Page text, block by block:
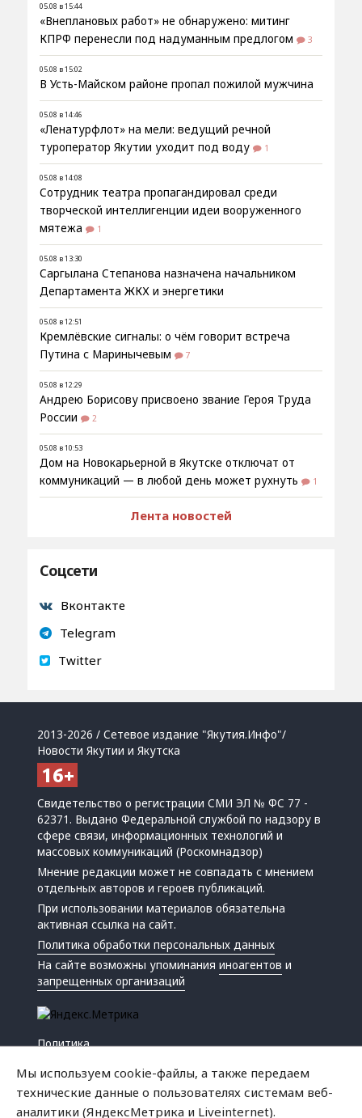
05.08 в 15:44
«Внеплановых работ» не обнаружено: митинг
КПРФ перенесли под надуманным предлогом
3
05.08 в 15:02
В Усть-Майском районе пропал пожилой мужчина
05.08 в 14:46
«Ленатурфлот» на мели: ведущий речной
туроператор Якутии уходит под воду
1
05.08 в 14:08
Сотрудник театра пропагандировал среди
творческой интеллигенции идеи вооруженного
мятежа
1
05.08 в 13:30
Саргылана Степанова назначена начальником
Департамента ЖКХ и энергетики
05.08 в 12:51
Кремлёвские сигналы: о чём говорит встреча
Путина с Маринычевым
7
05.08 в 12:29
Андрею Борисову присвоено звание Героя Труда
России
2
05.08 в 10:53
Дом на Новокарьерной в Якутске отключат от
коммуникаций — в любой день может рухнуть
1
Лента новостей
Соцсети
Вконтакте
Telegram
Twitter
2013-2026 / Сетевое издание "Якутия.Инфо"/
Новости Якутии и Якутска
Свидетельство о регистрации СМИ ЭЛ № ФС 77 -
62371. Выдано Федеральной службой по надзору в
сфере связи, информационных технологий и
массовых коммуникаций (Роскомнадзор)
Мнение редакции может не совпадать с мнением
отдельных авторов и героев публикаций.
При использовании материалов обязательна
активная ссылка на сайт.
Политика обработки персональных данных
На сайте возможны упоминанияиноагентов и
запрещенных организаций
Политика
Мы используем cookie-файлы, а также передаем
технические данные о пользователях системам веб-
аналитики (ЯндексМетрика и Liveinternet).